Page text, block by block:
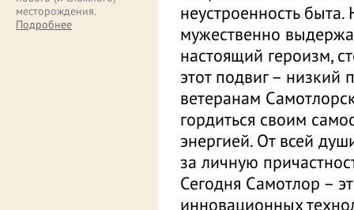
месторождения.
Подробнее
неустроенность
мужественно
настоящий героизм,
этот подвиг – низкий
ветеранам
гордиться своим
энергией. От всей
за личную
Сегодня Самотлор –
инновационных